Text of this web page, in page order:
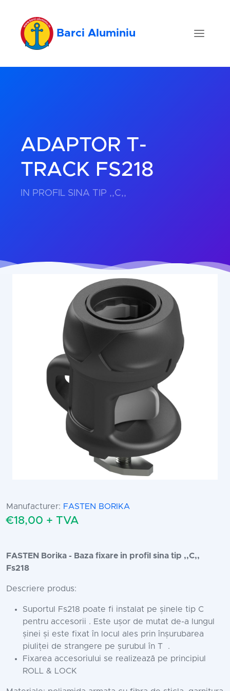
Barci Aluminiu
ADAPTOR T-
TRACK FS218
IN PROFIL SINA TIP ,,C,,
Manufacturer: FASTEN BORIKA
€18,00 + TVA
FASTEN Borika - Baza fixare in profil sina tip ,,C,,
Fs218
Descriere produs:
Suportul Fs218 poate fi instalat pe șinele tip C
pentru accesorii . Este ușor de mutat de-a lungul
șinei și este fixat în locul ales prin înșurubarea
piuliței de strangere pe șurubul în T .
Fixarea accesoriului se realizează pe principiul
ROLL & LOCK